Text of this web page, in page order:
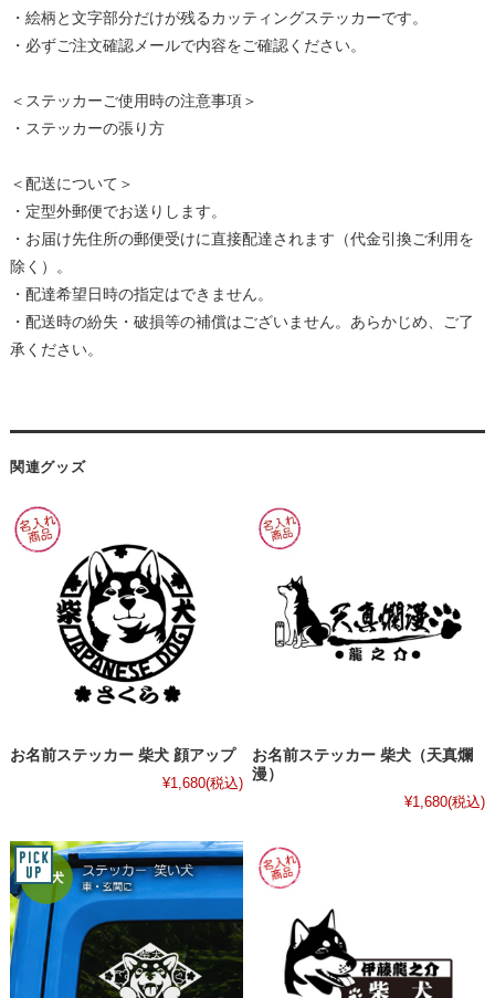
・絵柄と文字部分だけが残るカッティングステッカーです。
・必ずご注文確認メールで内容をご確認ください。
＜ステッカーご使用時の注意事項＞
・ ステッカーの張り方
＜配送について＞
・定型外郵便でお送りします。
・お届け先住所の郵便受けに直接配達されます（代金引換ご利用を
除く）。
・配達希望日時の指定はできません。
・配送時の紛失・破損等の補償はございません。あらかじめ、ご了
承ください。
関連グッズ
お名前ステッカー 柴犬 顔アップ
¥1,680(税込)
お名前ステッカー 柴犬（天真爛
漫）
¥1,680(税込)